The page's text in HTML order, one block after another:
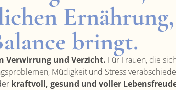
bringt.
Verwirrung und Verzicht. Für Frauen, die
Müdigkeit und Stress
kraftvoll, gesund und voller